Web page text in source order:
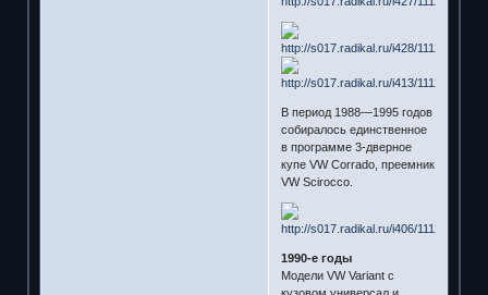
В период 1988—1995 годов
собиралось единственное
в программе 3-дверное
купе VW Corrado, преемник
VW Scirocco.
1990-e годы
Модели VW Variant с
кузовом универсал и